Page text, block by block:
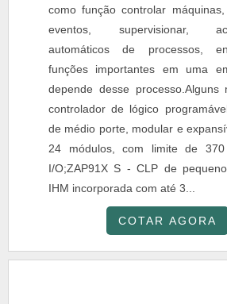
como função controlar
eventos, supervisionar,
automáticos de processos,
funções importantes em uma
depende desse processo.Alguns
controlador de lógico
de médio porte, modular e
24 módulos, com limite de
I/O;ZAP91X S - CLP de
IHM incorporada com até 3...
COTAR AGORA